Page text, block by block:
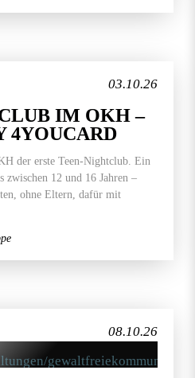
03.10.26
IM OKH –
4YOUCARD
der erste Teen-Nightclub. Ein
zwischen 12 und 16 Jahren –
ohne Eltern, dafür mit
08.10.26